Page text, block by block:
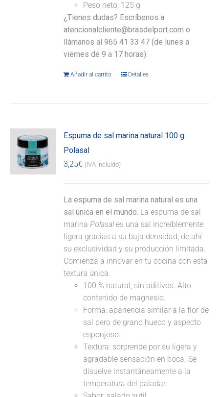
Peso neto: 125 g
¿Tienes dudas? Escríbenos a
atencionalcliente@brasdelport.com o
llámanos al 965 41 33 47 (de lunes a
viernes de 9 a 17 horas).
Añadir al carrito Detalles
Espuma de sal marina natural 100 g
Polasal
3,25€ (IVA incluido)
La espuma de sal marina natural es una
sal única en el mundo. La espuma de sal
marinaPolasales una sal increíblemente
ligera gracias a su baja densidad, de ahí
su exclusividad y su producción limitada.
Comienza a innovar en tu cocina con esta
textura única.
100 % natural, sin aditivos. Alto
contenido de magnesio.
Forma: apariencia similar a la flor de
sal pero de grano hueco y aspecto
esponjoso.
Textura: sorprende por su ligera y
agradable sensación en boca. Se
disuelve instantáneamente a la
temperatura del paladar.